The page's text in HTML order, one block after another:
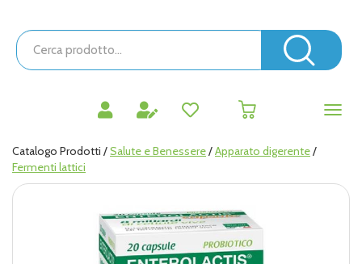
Cerca
Prodotto
Catalogo Prodotti /Salute e Benessere/Apparato digerente/
Fermenti lattici